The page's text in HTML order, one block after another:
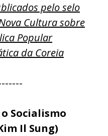
pelo selo
Cultura sobre
Popular
da Coreia
o Socialismo
Il Sung)